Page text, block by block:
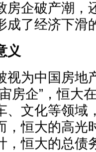
房企破产潮，
成了经济下滑
义
为中国房地
房企”，恒大
、文化等领域
，恒大的高光
，恒大的总债